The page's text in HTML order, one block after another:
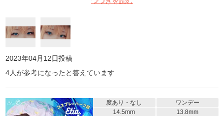
す。画像は少し暗めな室内です。直径も大きすぎず、フチなしで男
ぎて何度もリピートしてます!
2023年04月12日投稿
4人が参考になったと答えています
度あり・なし
ワンデー
14.5mm
13.8mm